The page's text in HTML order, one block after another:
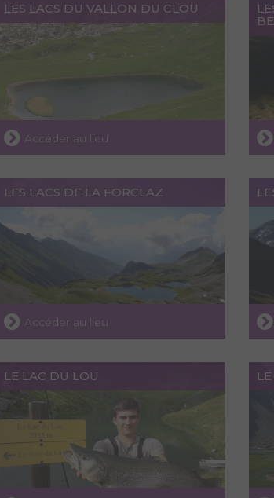
LES LACS DU VALLON DU CLOU
Accéder au lieu
LES LACS DE LA FORCLAZ
Accéder au lieu
LE LAC DU LOU